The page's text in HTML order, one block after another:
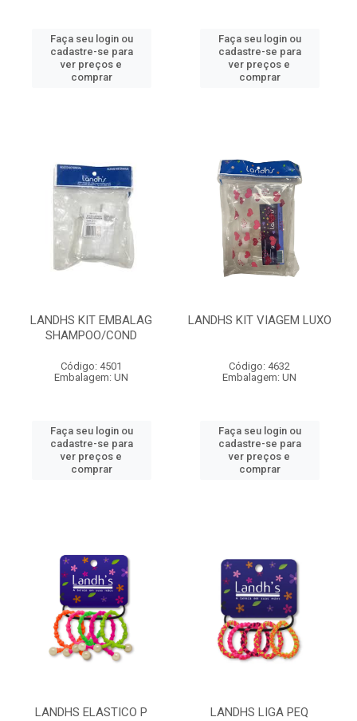
Faça seu login ou
cadastre-se para
ver preços e
comprar
Faça seu login ou
cadastre-se para
ver preços e
comprar
LANDHS KIT EMBALAG
SHAMPOO/COND
Código: 4501
Embalagem: UN
Faça seu login ou
cadastre-se para
ver preços e
comprar
LANDHS KIT VIAGEM LUXO
Código: 4632
Embalagem: UN
Faça seu login ou
cadastre-se para
ver preços e
comprar
LANDHS ELASTICO P
LANDHS LIGA PEQ